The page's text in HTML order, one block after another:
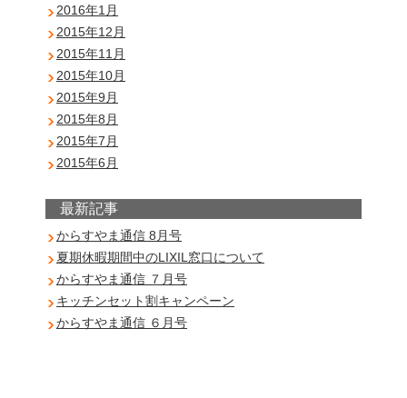
2016年1月
2015年12月
2015年11月
2015年10月
2015年9月
2015年8月
2015年7月
2015年6月
最新記事
からすやま通信 8月号
夏期休暇期間中のLIXIL窓口について
からすやま通信 ７月号
キッチンセット割キャンペーン
からすやま通信 ６月号